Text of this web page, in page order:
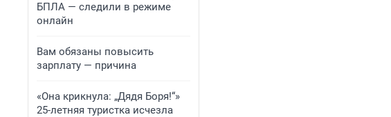
БПЛА — следили в режиме
онлайн
Вам обязаны повысить
зарплату — причина
«Она крикнула: „Дядя Боря!“»
25-летняя туристка исчезла